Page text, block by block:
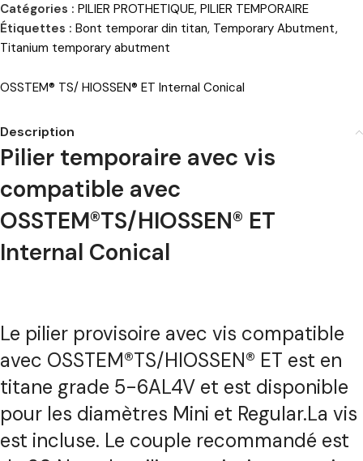
Catégories : PILIER PROTHETIQUE, PILIER TEMPORAIRE
Étiquettes : Bont temporar din titan, Temporary Abutment,
Titanium temporary abutment
OSSTEM® TS/ HIOSSEN® ET Internal Conical
Description
Pilier temporaire avec vis
compatible avec
OSSTEM®TS/HIOSSEN® ET
Internal Conical
Le pilier provisoire avec vis compatible
avec OSSTEM®TS/HIOSSEN® ET est en
titane grade 5-6AL4V et est disponible
pour les diamètres Mini et Regular.La vis
est incluse. Le couple recommandé est